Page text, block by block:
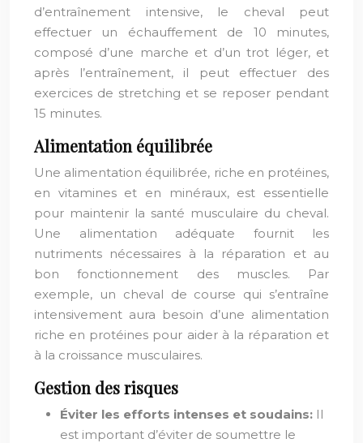
d’entraînement intensive, le cheval peut
effectuer un échauffement de 10 minutes,
composé d’une marche et d’un trot léger, et
après l’entraînement, il peut effectuer des
exercices de stretching et se reposer pendant
15 minutes.
Alimentation équilibrée
Une alimentation équilibrée, riche en protéines,
en vitamines et en minéraux, est essentielle
pour maintenir la santé musculaire du cheval.
Une alimentation adéquate fournit les
nutriments nécessaires à la réparation et au
bon fonctionnement des muscles. Par
exemple, un cheval de course qui s’entraîne
intensivement aura besoin d’une alimentation
riche en protéines pour aider à la réparation et
à la croissance musculaires.
Gestion des risques
Éviter les efforts intenses et soudains: Il
est important d’éviter de soumettre le